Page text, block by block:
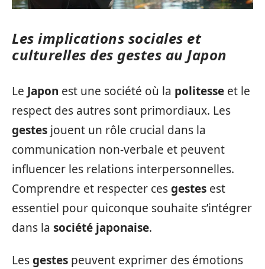
Les implications sociales et
culturelles des gestes au Japon
Le Japon est une société où la politesse et le
respect des autres sont primordiaux. Les
gestes jouent un rôle crucial dans la
communication non-verbale et peuvent
influencer les relations interpersonnelles.
Comprendre et respecter cesgestes est
essentiel pour quiconque souhaite s’intégrer
dans la société japonaise.
Lesgestes peuvent exprimer des émotions